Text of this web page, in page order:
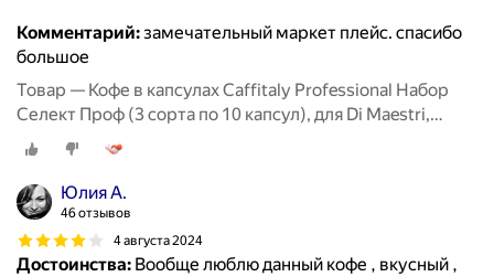
Комментарий:замечательный маркет плейс. спасибо
большое
Товар — Кофе в капсулах Caffitaly Professional Набор
Селект Проф (3 сорта по 10 капсул), для Di Maestri,
Caffitaly, Paulig, Tchibo Cafissimo
Юлия А.
46 отзывов
4 августа 2024
Достоинства: Вообще люблю данный кофе , вкусный ,